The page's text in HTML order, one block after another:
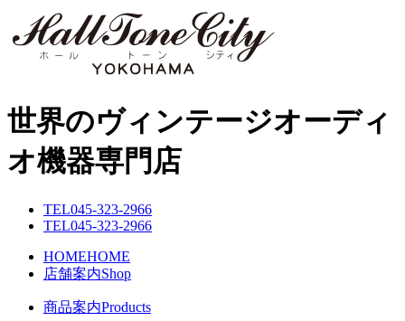
世界のヴィンテージオーディ
オ機器専門店
TEL045-323-2966
TEL045-323-2966
HOMEHOME
店舗案内Shop
商品案内Products